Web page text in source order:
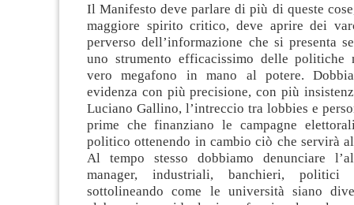
Il Manifesto deve parlare di più di queste
maggiore spirito critico, deve aprire dei
perverso dell’informazione che si presenta
uno strumento efficacissimo delle politiche
vero megafono in mano al potere.
evidenza con più precisione, con più
Luciano Gallino, l’intreccio tra lobbies e
prime che finanziano le campagne
politico ottenendo in cambio ciò che servirà
Al tempo stesso dobbiamo denunciare
manager, industriali, banchieri, politici
sottolineando come le università siano